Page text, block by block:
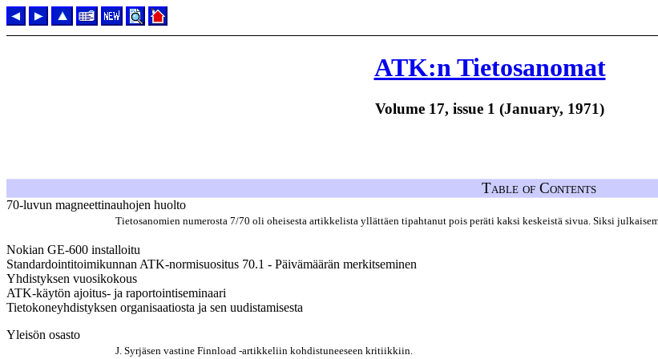
ATK:n Tietosanomat
Volume 17, issue 1 (January, 1971)
Table of Contents
70-luvun magneettinauhojen huolto
Tietosanomien numerosta 7/70 oli oheisesta artikkelista yllättäen tipahtanut pois peräti kaksi keskeistä sivua. Siksi
Nokian GE-600 installoitu
Standardointitoimikunnan ATK-normisuositus 70.1 - Päivämäärän merkitseminen
Yhdistyksen vuosikokous
ATK-käytön ajoitus- ja raportointiseminaari
Tietokoneyhdistyksen organisaatiosta ja sen uudistamisesta
Yleisön osasto
J. Syrjäsen vastine Finnload -artikkeliin kohdistuneeseen kritiikkiin.